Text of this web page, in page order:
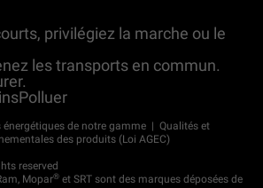
privilégiez la marche ou le
les transports en commun.
de notre gamme | Qualités et
des produits (Loi AGEC)
reserved
Mopar® et SRT sont des marques déposées de